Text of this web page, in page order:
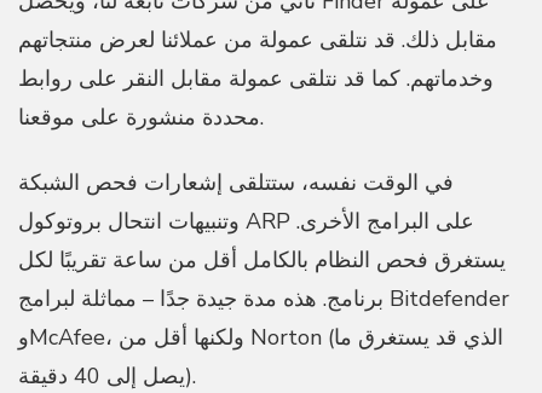
مقابل ذلك. قد نتلقى عمولة من عملائنا لعرض منتجاتهم
وخدماتهم. كما قد نتلقى عمولة مقابل النقر على روابط
محددة منشورة على موقعنا.
في الوقت نفسه، ستتلقى إشعارات فحص الشبكة
وتنبيهات انتحال بروتوكول ARP على البرامج الأخرى.
يستغرق فحص النظام بالكامل أقل من ساعة تقريبًا لكل
برنامج. هذه مدة جيدة جدًا – مماثلة لبرامج Bitdefender
وMcAfee، ولكنها أقل من Norton (الذي قد يستغرق ما
يصل إلى 40 دقيقة).